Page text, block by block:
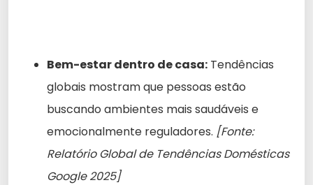
Bem-estar dentro de casa: Tendências
globais mostram que pessoas estão
buscando ambientes mais saudáveis e
emocionalmente reguladores. [Fonte:
Relatório Global de Tendências Domésticas
Google 2025]